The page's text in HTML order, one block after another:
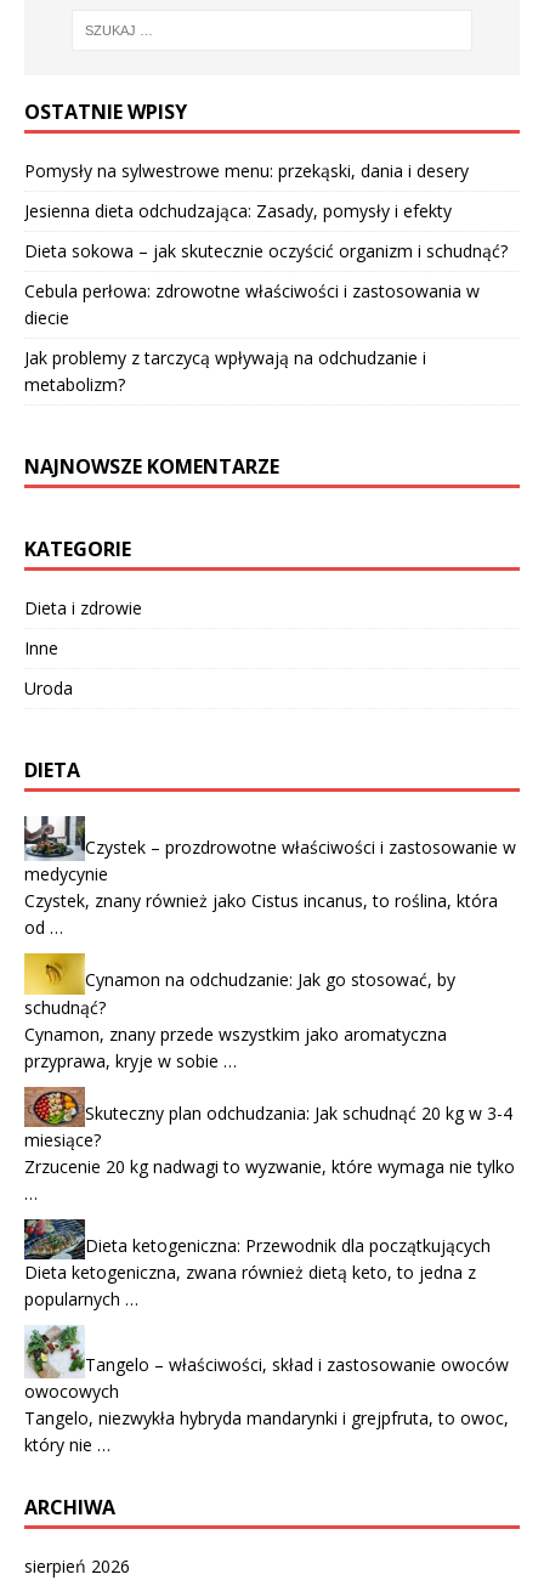
OSTATNIE WPISY
Pomysły na sylwestrowe menu: przekąski, dania i desery
Jesienna dieta odchudzająca: Zasady, pomysły i efekty
Dieta sokowa – jak skutecznie oczyścić organizm i schudnąć?
Cebula perłowa: zdrowotne właściwości i zastosowania w
diecie
Jak problemy z tarczycą wpływają na odchudzanie i
metabolizm?
NAJNOWSZE KOMENTARZE
KATEGORIE
Dieta i zdrowie
Inne
Uroda
DIETA
Czystek – prozdrowotne właściwości i zastosowanie w
medycynie
Czystek, znany również jako Cistus incanus, to roślina, która
od …
Cynamon na odchudzanie: Jak go stosować, by
schudnąć?
Cynamon, znany przede wszystkim jako aromatyczna
przyprawa, kryje w sobie …
Skuteczny plan odchudzania: Jak schudnąć 20 kg w 3-4
miesiące?
Zrzucenie 20 kg nadwagi to wyzwanie, które wymaga nie tylko
…
Dieta ketogeniczna: Przewodnik dla początkujących
Dieta ketogeniczna, zwana również dietą keto, to jedna z
popularnych …
Tangelo – właściwości, skład i zastosowanie owoców
owocowych
Tangelo, niezwykła hybryda mandarynki i grejpfruta, to owoc,
który nie …
ARCHIWA
sierpień 2026